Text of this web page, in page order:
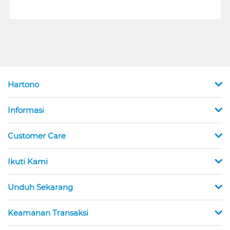
Hartono
Informasi
Customer Care
Ikuti Kami
Unduh Sekarang
Keamanan Transaksi